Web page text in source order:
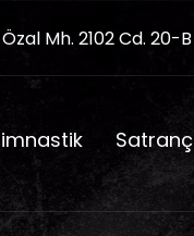
Mh. 2102 Cd. 20-B
Satranç